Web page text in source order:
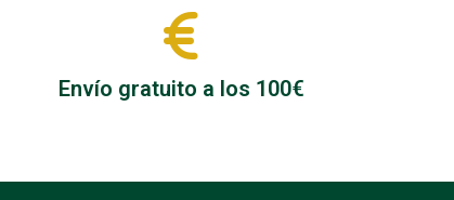
Envío gratuito a los 100€